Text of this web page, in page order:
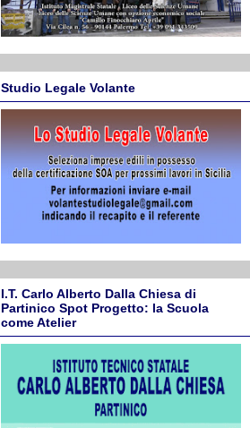
Studio Legale Volante
I.T. Carlo Alberto Dalla Chiesa di
Partinico Spot Progetto: la Scuola
come Atelier